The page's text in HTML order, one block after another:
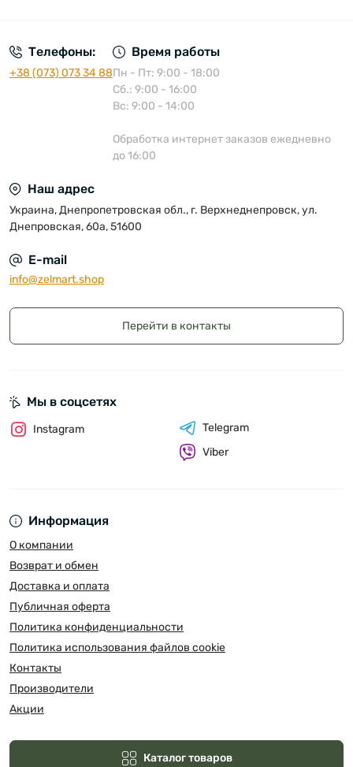
Телефоны:
+38 (073) 073 34 88
Время работы
Пн - Пт: 9:00 - 18:00
Сб.: 9:00 - 16:00
Вс: 9:00 - 14:00
Обработка интернет заказов ежедневно
до 16:00
Наш адрес
Украина, Днепропетровская обл., г. Верхнеднепровск, ул.
Днепровская, 60а, 51600
E-mail
info@zelmart.shop
Перейти в контакты
Информация
О компании
Возврат и обмен
Доставка и оплата
Публичная оферта
Политика конфиденциальности
Политика использования файлов cookie
Контакты
Производители
Акции
Каталог товаров
Мы в соцсетях
Instagram
Telegram
Viber